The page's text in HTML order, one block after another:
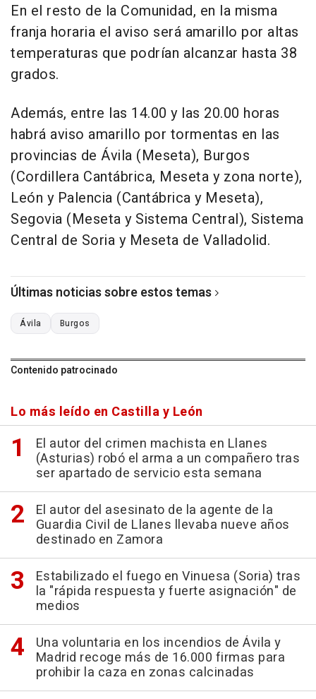
En el resto de la Comunidad, en la misma
franja horaria el aviso será amarillo por altas
temperaturas que podrían alcanzar hasta 38
grados.
Además, entre las 14.00 y las 20.00 horas
habrá aviso amarillo por tormentas en las
provincias de Ávila (Meseta), Burgos
(Cordillera Cantábrica, Meseta y zona norte),
León y Palencia (Cantábrica y Meseta),
Segovia (Meseta y Sistema Central), Sistema
Central de Soria y Meseta de Valladolid.
Últimas noticias sobre estos temas
Ávila Burgos
Contenido patrocinado
Lo más leído en Castilla y León
El autor del crimen machista en Llanes
(Asturias) robó el arma a un compañero tras
ser apartado de servicio esta semana
El autor del asesinato de la agente de la
Guardia Civil de Llanes llevaba nueve años
destinado en Zamora
Estabilizado el fuego en Vinuesa (Soria) tras
la "rápida respuesta y fuerte asignación" de
medios
Una voluntaria en los incendios de Ávila y
Madrid recoge más de 16.000 firmas para
prohibir la caza en zonas calcinadas